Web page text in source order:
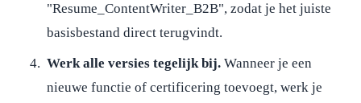
"Resume_ContentWriter_B2B", zodat je het juiste
basisbestand direct terugvindt.
Werk alle versies tegelijk bij.Wanneer je een
nieuwe functie of certificering toevoegt, werk je